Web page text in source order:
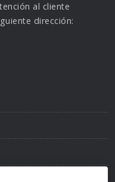
al cliente
dirección: